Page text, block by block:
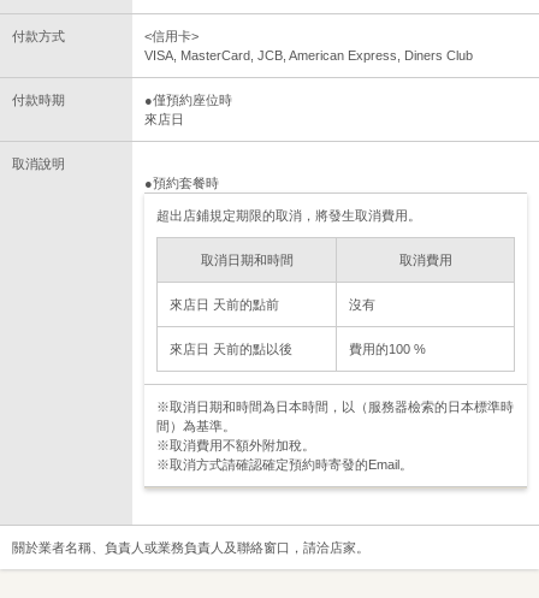
付款方式
<信用卡>
VISA, MasterCard, JCB, American Express, Diners Club
付款時期
●僅預約座位時
來店日
取消說明
●預約套餐時
超出店鋪規定期限的取消，將發生取消費用。
取消日期和時間 取消費用
來店日 天前的點前 沒有
來店日 天前的點以後 費用的100 %
※取消日期和時間為日本時間，以（服務器檢索的日本標準時
間）為基準。
※取消費用不額外附加稅。
※取消方式請確認確定預約時寄發的Email。
關於業者名稱、負責人或業務負責人及聯絡窗口，請洽店家。